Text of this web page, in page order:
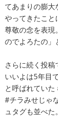
てあまりの膨大
やってきたこと
尊敬の念を表現
のでよろたの」
さらに続く投
いいよは5年目
と呼ばれてい
#チラみせじゃ
ュタグも並べた。